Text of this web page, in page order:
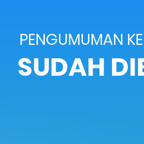
PENGUMUMAN
SUDAH